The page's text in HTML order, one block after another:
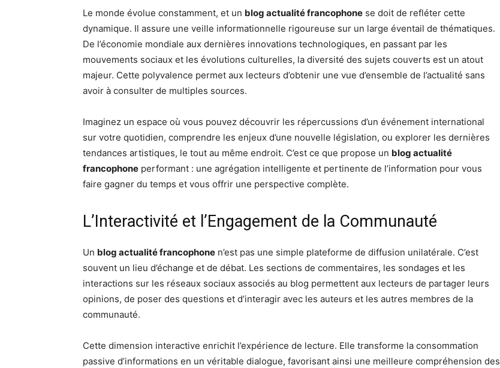
Le monde évolue constamment, et un blog actualité francophone se doit de refléter cette
dynamique. Il assure une veille informationnelle rigoureuse sur un large éventail de thématiques.
De l’économie mondiale aux dernières innovations technologiques, en passant par les
mouvements sociaux et les évolutions culturelles, la diversité des sujets couverts est un atout
majeur. Cette polyvalence permet aux lecteurs d’obtenir une vue d’ensemble de l’actualité sans
avoir à consulter de multiples sources.
Imaginez un espace où vous pouvez découvrir les répercussions d’un événement international
sur votre quotidien, comprendre les enjeux d’une nouvelle législation, ou explorer les dernières
tendances artistiques, le tout au même endroit. C’est ce que propose un blog actualité
francophone performant : une agrégation intelligente et pertinente de l’information pour vous
faire gagner du temps et vous offrir une perspective complète.
L’Interactivité et l’Engagement de la Communauté
Un blog actualité francophone n’est pas une simple plateforme de diffusion unilatérale. C’est
souvent un lieu d’échange et de débat. Les sections de commentaires, les sondages et les
interactions sur les réseaux sociaux associés au blog permettent aux lecteurs de partager leurs
opinions, de poser des questions et d’interagir avec les auteurs et les autres membres de la
communauté.
Cette dimension interactive enrichit l’expérience de lecture. Elle transforme la consommation
passive d’informations en un véritable dialogue, favorisant ainsi une meilleure compréhension des